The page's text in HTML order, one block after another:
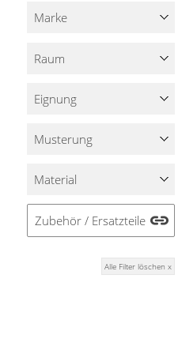
Stoffe
Marke
Raum
Eignung
Musterung
Material
Zubehör / Ersatzteile
Alle Filter löschen x